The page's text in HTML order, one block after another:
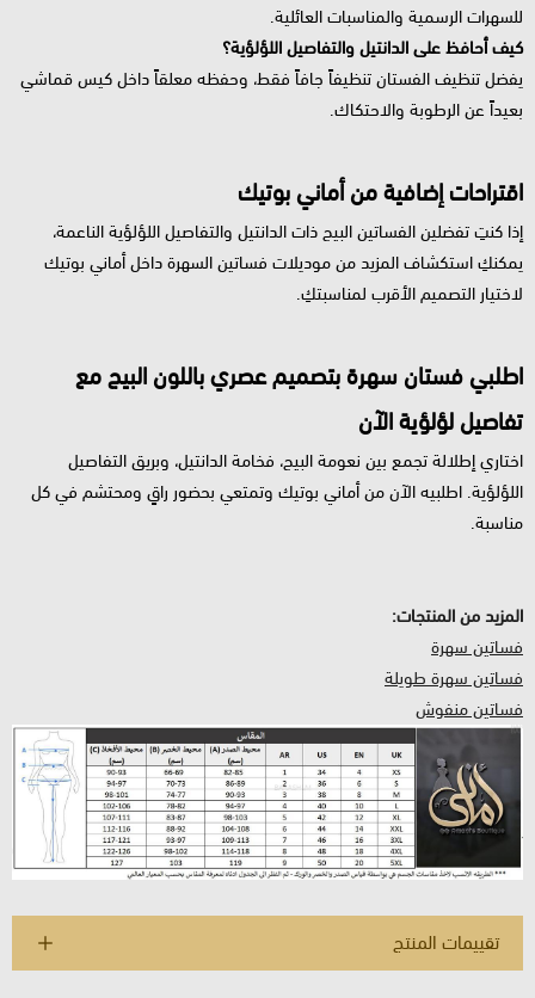
للسهرات الرسمية والمناسبات العائلية.
كيف أحافظ على الدانتيل والتفاصيل اللؤلؤية؟
يفضل تنظيف الفستان تنظيفاً جافاً فقط، وحفظه معلقاً داخل كيس قماشي
بعيداً عن الرطوبة والاحتكاك.
اقتراحات إضافية من أماني بوتيك
إذا كنتِ تفضلين الفساتين البيج ذات الدانتيل والتفاصيل اللؤلؤية الناعمة،
يمكنكِ استكشاف المزيد من موديلات فساتين السهرة داخل أماني بوتيك
لاختيار التصميم الأقرب لمناسبتكِ.
اطلبي فستان سهرة بتصميم عصري باللون البيج مع
تفاصيل لؤلؤية الآن
اختاري إطلالة تجمع بين نعومة البيج، فخامة الدانتيل، وبريق التفاصيل
اللؤلؤية. اطلبيه الآن من أماني بوتيك وتمتعي بحضور راقٍ ومحتشم في كل
مناسبة.
المزيد من المنتجات:
فساتين سهرة
فساتين سهرة طويلة
فساتين منفوش
تقييمات المنتج